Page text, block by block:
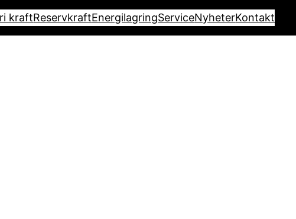
kraftReservkraftEnergilagringServiceNyheterKontakt